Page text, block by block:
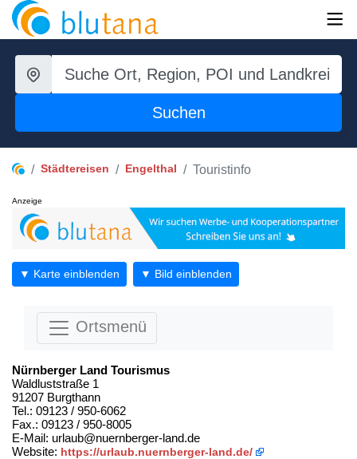
Suchen
Städtereisen Engelthal Touristinfo
Anzeige
▼ Karte einblenden ▼ Bild einblenden
Ortsmenü
Nürnberger Land Tourismus
Waldluststraße 1
91207 Burgthann
Tel.: 09123 / 950-6062
Fax.: 09123 / 950-8005
E-Mail: urlaub@nuernberger-land.de
Website: https://urlaub.nuernberger-land.de/